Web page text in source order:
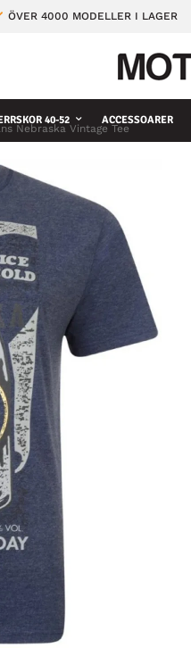
ÖVER 4000 MODELLER I LAGER
40-52 ACCESSOARER
Nebraska Vintage Tee